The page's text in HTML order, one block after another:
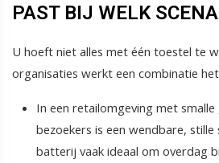
PAST BIJ WELK
U hoeft niet alles met één toestel te
organisaties werkt een combinatie
In een retailomgeving met smalle
bezoekers is een wendbare, stille
batterij vaak ideaal om overdag